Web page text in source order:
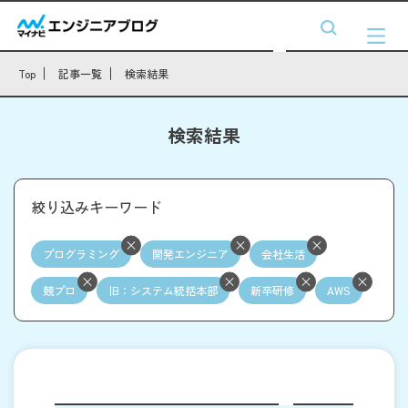
Top 記事一覧 検索結果
検索結果
絞り込みキーワード
プログラミング 開発エンジニア 会社生活
競プロ 旧：システム統括本部 新卒研修 AWS